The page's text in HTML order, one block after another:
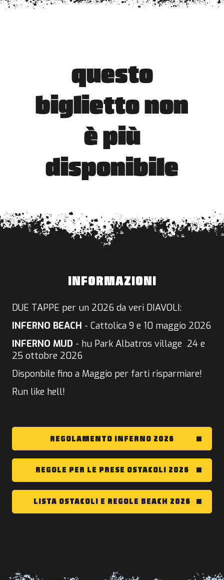
questo
biglietto non
è più
disponibile
INFORMAZIONI
DUE TAPPE per un 2026 da veri DIAVOLI:
INFERNO BEACH - Cattolica 9 e 10 maggio 2026
INFERNO MUD - hu Park Albatros village 24 e
25 ottobre 2026
Disponbile fino a Maggio per farti risparmiare!
Run like hell!
REGOLAMENTO INFERNO 2026
REGOLE PER LE PRESE OSTACOLI 2026
LISTA OSTACOLI E REGOLE BEACH 2026